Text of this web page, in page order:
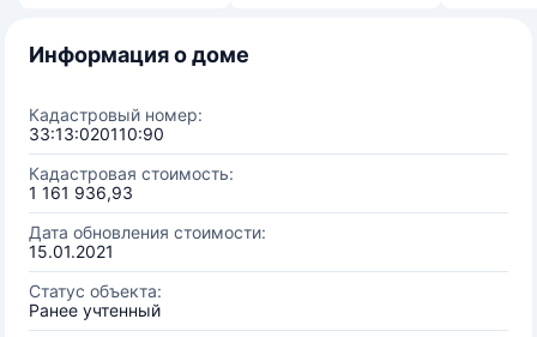
Информация о доме
Кадастровый номер:
33:13:020110:90
Кадастровая стоимость:
1 161 936,93
Дата обновления стоимости:
15.01.2021
Статус объекта:
Ранее учтенный